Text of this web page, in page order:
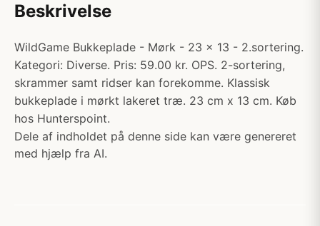
Beskrivelse
WildGame Bukkeplade - Mørk - 23 x 13 - 2.sortering.
Kategori: Diverse. Pris: 59.00 kr. OPS. 2-sortering,
skrammer samt ridser kan forekomme. Klassisk
bukkeplade i mørkt lakeret træ. 23 cm x 13 cm. Køb
hos Hunterspoint.
Dele af indholdet på denne side kan være genereret
med hjælp fra AI.